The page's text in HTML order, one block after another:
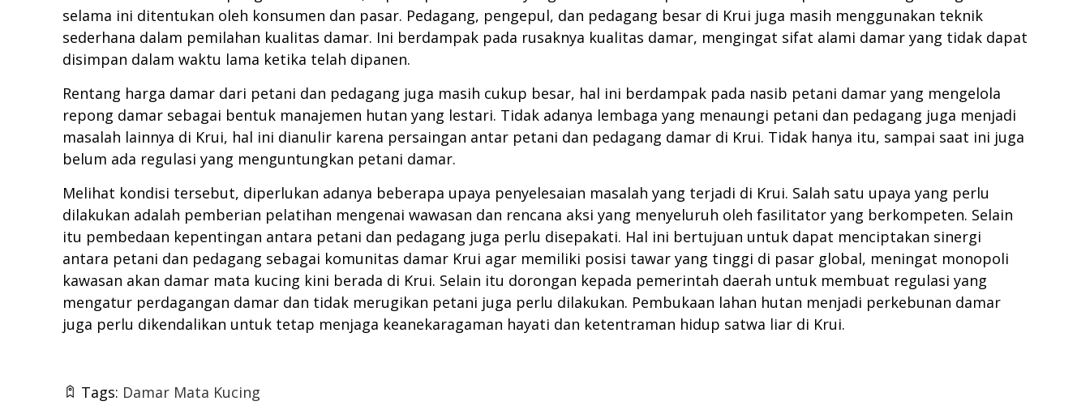
selama ini ditentukan oleh konsumen dan pasar. Pedagang, pengepul, dan pedagang besar di Krui juga masih menggunakan teknik
sederhana dalam pemilahan kualitas damar. Ini berdampak pada rusaknya kualitas damar, mengingat sifat alami damar yang tidak dapat
disimpan dalam waktu lama ketika telah dipanen.
Rentang harga damar dari petani dan pedagang juga masih cukup besar, hal ini berdampak pada nasib petani damar yang mengelola
repong damar sebagai bentuk manajemen hutan yang lestari. Tidak adanya lembaga yang menaungi petani dan pedagang juga menjadi
masalah lainnya di Krui, hal ini dianulir karena persaingan antar petani dan pedagang damar di Krui. Tidak hanya itu, sampai saat ini juga
belum ada regulasi yang menguntungkan petani damar.
Melihat kondisi tersebut, diperlukan adanya beberapa upaya penyelesaian masalah yang terjadi di Krui. Salah satu upaya yang perlu
dilakukan adalah pemberian pelatihan mengenai wawasan dan rencana aksi yang menyeluruh oleh fasilitator yang berkompeten. Selain
itu pembedaan kepentingan antara petani dan pedagang juga perlu disepakati. Hal ini bertujuan untuk dapat menciptakan sinergi
antara petani dan pedagang sebagai komunitas damar Krui agar memiliki posisi tawar yang tinggi di pasar global, meningat monopoli
kawasan akan damar mata kucing kini berada di Krui. Selain itu dorongan kepada pemerintah daerah untuk membuat regulasi yang
mengatur perdagangan damar dan tidak merugikan petani juga perlu dilakukan. Pembukaan lahan hutan menjadi perkebunan damar
juga perlu dikendalikan untuk tetap menjaga keanekaragaman hayati dan ketentraman hidup satwa liar di Krui.
Tags: Damar Mata Kucing